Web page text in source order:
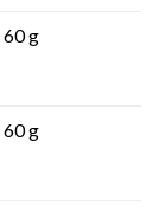
g
g